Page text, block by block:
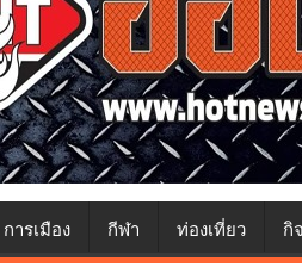
การเมือง กีฬา ท่องเที่ยว กิ